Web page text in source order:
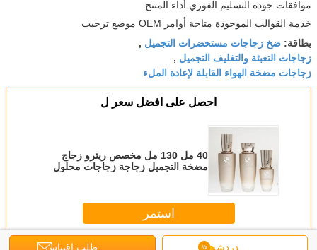
موافقات جودة التسليم الفوري أداء المنتج
خدمة القوالب الموجودة متاحة أوامر OEM موضع ترحيب
بطاقة: ضخ زجاجات مستحضرات التجميل ,
زجاجات التعبئة والتغليف التجميل ,
زجاجات مضخة الهواء القابلة لإعادة الملء
احصل على افضل سعر ل
40 مل 130 مل مخصص ريترو زجاج
مضخة التجميل زجاجة زجاجات محلول
استمر
دردشة طلب اقتباس